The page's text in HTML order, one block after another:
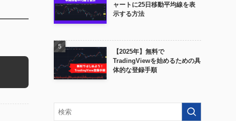
ャートに25日移動平均線を表
示する方法
【2025年】無料で
TradingViewを始めるための具
体的な登録手順